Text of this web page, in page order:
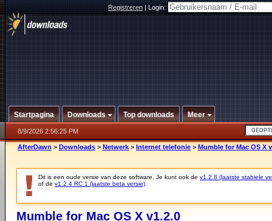
Registreren|Login:
Startpagina Downloads Top downloads Meer
8/9/2026 2:56:25 PM
AfterDawn > Downloads > Netwerk > Internet telefonie > Mumble for Mac OS X
Dit is een oude versie van deze software. Je kunt ook de v1.2.8 (laatste stabiele
of de v1.2.4 RC 1 (laatste beta versie)
Mumble for Mac OS X v1.2.0